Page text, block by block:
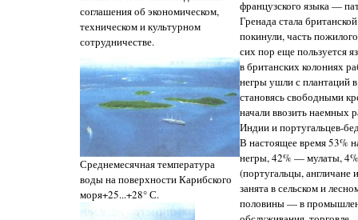
соглашения об экономическом,
техническом и культурном
сотрудничестве.
Среднемесячная температура
воды на поверхности Карибского
моря+25...+28° С.
французского языка —
Гренада стала
покинули, часть
сих пор еще пользуется
в британских колониях
негры ушли с плантаций
становясь свободными
начали ввозить наемных
Индии и португальцев-
В настоящее время 53%
негры, 42% — мулаты,
(португальцы, англичане
занята в сельском и
половины — в